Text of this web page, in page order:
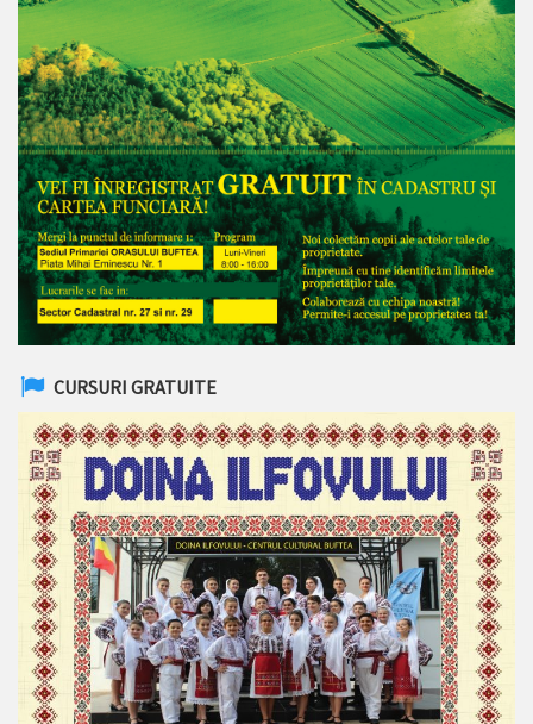
CURSURI GRATUITE